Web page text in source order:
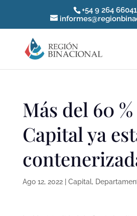
+54 9 264
Más del 60
Capital ya
Ago 12, 2022| Capital,